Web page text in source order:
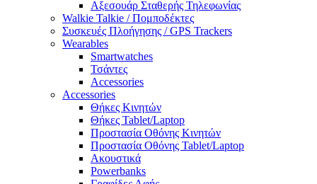
Αξεσουάρ Σταθερής Τηλεφωνίας
Walkie Talkie / Πομποδέκτες
Συσκευές Πλοήγησης / GPS Trackers
Wearables
Smartwatches
Τσάντες
Accessories
Accessories
Θήκες Κινητών
Θήκες Tablet/Laptop
Προστασία Οθόνης Κινητών
Προστασία Οθόνης Tablet/Laptop
Ακουστικά
Powerbanks